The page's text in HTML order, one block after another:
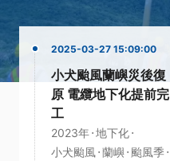
2025-03-27 15:09:00
小犬颱風蘭嶼災後復
原 電纜地下化提前完
工
2023年·地下化·
小犬颱風·蘭嶼· 颱風季·